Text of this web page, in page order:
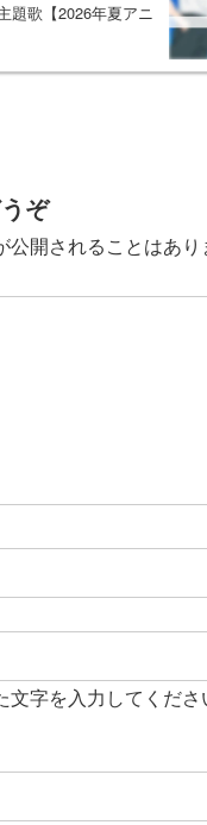
題歌【2026年夏アニ
ぞ
開されることはあり
文字を入力してくださ